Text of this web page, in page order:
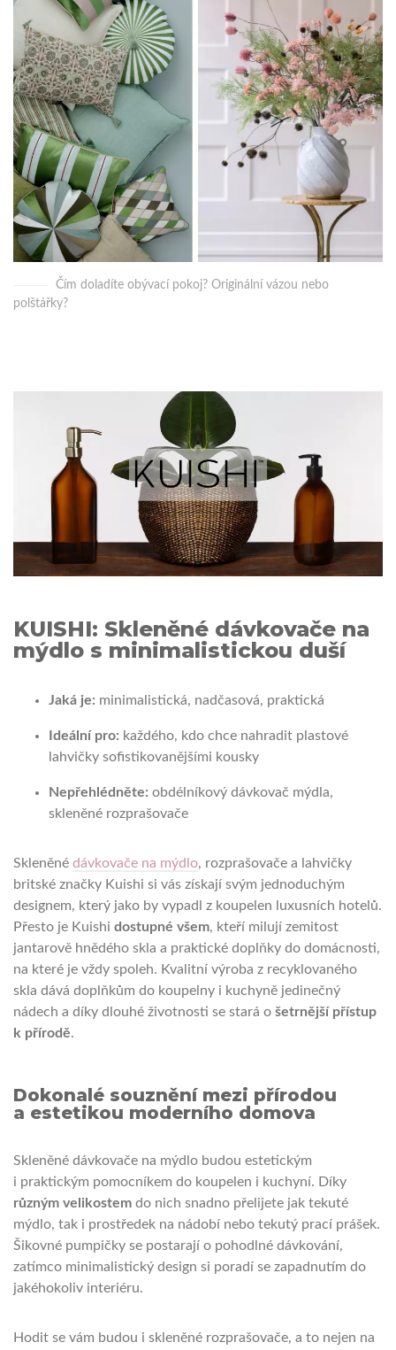
Čím doladíte obývací pokoj? Originální vázou nebo
polštářky?
KUISHI: Skleněné dávkovače na
mýdlo s minimalistickou duší
Jaká je: minimalistická, nadčasová, praktická
Ideální pro: každého, kdo chce nahradit plastové
lahvičky sofistikovanějšími kousky
Nepřehlédněte: obdélníkový dávkovač mýdla,
skleněné rozprašovače
Skleněné dávkovače na mýdlo, rozprašovače a lahvičky
britské značky Kuishi si vás získají svým jednoduchým
designem, který jako by vypadl z koupelen luxusních hotelů.
Přesto je Kuishi dostupné všem, kteří milují zemitost
jantarově hnědého skla a praktické doplňky do domácnosti,
na které je vždy spoleh. Kvalitní výroba z recyklovaného
skla dává doplňkům do koupelny i kuchyně jedinečný
nádech a díky dlouhé životnosti se stará o šetrnější přístup
k přírodě.
Dokonalé souznění mezi přírodou
a estetikou moderního domova
Skleněné dávkovače na mýdlo budou estetickým
i praktickým pomocníkem do koupelen i kuchyní. Díky
různým velikostem do nich snadno přelijete jak tekuté
mýdlo, tak i prostředek na nádobí nebo tekutý prací prášek.
Šikovné pumpičky se postarají o pohodlné dávkování,
zatímco minimalistický design si poradí se zapadnutím do
jakéhokoliv interiéru.
Hodit se vám budou i skleněné rozprašovače, a to nejen na